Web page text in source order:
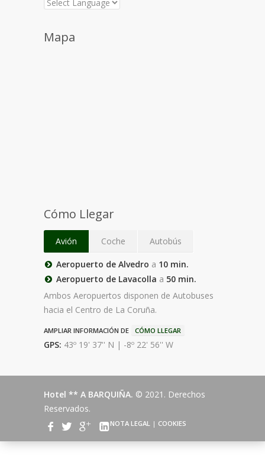
Mapa
Cómo Llegar
Avión Coche Autobús
Aeropuerto de Alvedro a 10 min.
Aeropuerto de Lavacolla a 50 min.
Ambos Aeropuertos disponen de Autobuses
hacia el Centro de La Coruña.
AMPLIAR INFORMACIÓN DE CÓMO LLEGAR
GPS: 43º 19' 37'' N | -8º 22' 56'' W
Hotel ** A BARQUIÑA. © 2021. Derechos
Reservados.
NOTA LEGAL| COOKIES